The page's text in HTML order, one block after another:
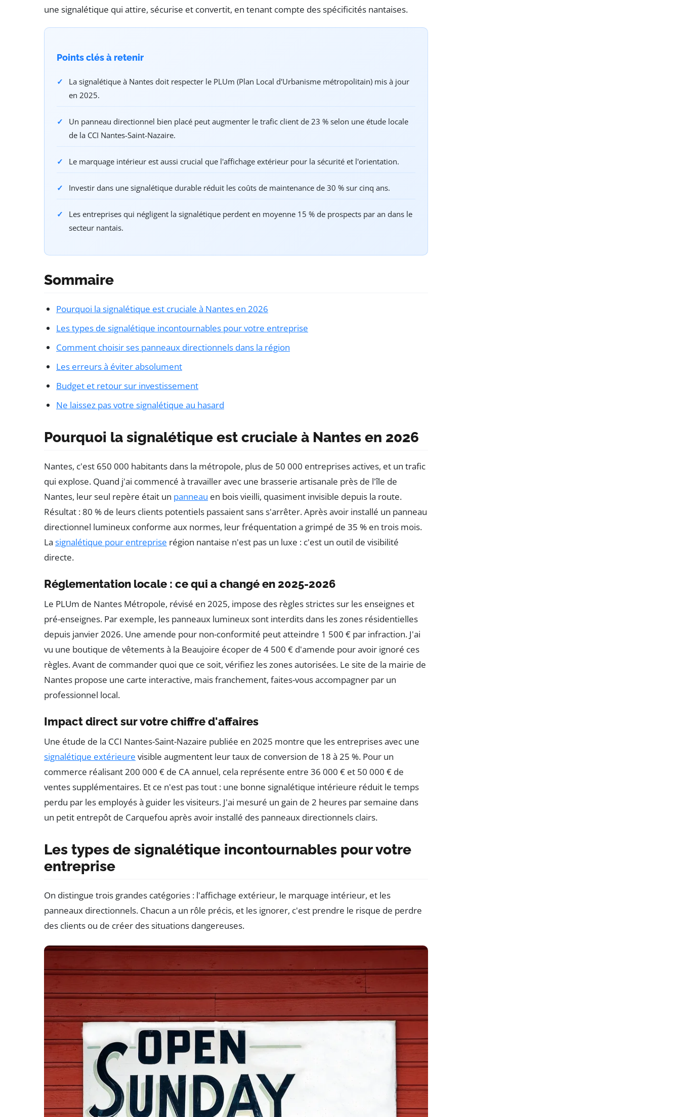
une signalétique qui attire, sécurise et convertit, en tenant compte des spécificités nantaises.
Points clés à retenir
La signalétique à Nantes doit respecter le PLUm (Plan Local d'Urbanisme métropolitain) mis à jour
en 2025.
Un panneau directionnel bien placé peut augmenter le trafic client de 23 % selon une étude locale
de la CCI Nantes-Saint-Nazaire.
Le marquage intérieur est aussi crucial que l'affichage extérieur pour la sécurité et l'orientation.
Investir dans une signalétique durable réduit les coûts de maintenance de 30 % sur cinq ans.
Les entreprises qui négligent la signalétique perdent en moyenne 15 % de prospects par an dans le
secteur nantais.
Sommaire
Pourquoi la signalétique est cruciale à Nantes en 2026
Les types de signalétique incontournables pour votre entreprise
Comment choisir ses panneaux directionnels dans la région
Les erreurs à éviter absolument
Budget et retour sur investissement
Ne laissez pas votre signalétique au hasard
Pourquoi la signalétique est cruciale à Nantes en 2026
Nantes, c'est 650 000 habitants dans la métropole, plus de 50 000 entreprises actives, et un trafic
qui explose. Quand j'ai commencé à travailler avec une brasserie artisanale près de l'île de
Nantes, leur seul repère était un panneau en bois vieilli, quasiment invisible depuis la route.
Résultat : 80 % de leurs clients potentiels passaient sans s'arrêter. Après avoir installé un panneau
directionnel lumineux conforme aux normes, leur fréquentation a grimpé de 35 % en trois mois.
La signalétique pour entreprise région nantaise n'est pas un luxe : c'est un outil de visibilité
directe.
Réglementation locale : ce qui a changé en 2025-2026
Le PLUm de Nantes Métropole, révisé en 2025, impose des règles strictes sur les enseignes et
pré-enseignes. Par exemple, les panneaux lumineux sont interdits dans les zones résidentielles
depuis janvier 2026. Une amende pour non-conformité peut atteindre 1 500 € par infraction. J'ai
vu une boutique de vêtements à la Beaujoire écoper de 4 500 € d'amende pour avoir ignoré ces
règles. Avant de commander quoi que ce soit, vérifiez les zones autorisées. Le site de la mairie de
Nantes propose une carte interactive, mais franchement, faites-vous accompagner par un
professionnel local.
Impact direct sur votre chiffre d'affaires
Une étude de la CCI Nantes-Saint-Nazaire publiée en 2025 montre que les entreprises avec une
signalétique extérieure visible augmentent leur taux de conversion de 18 à 25 %. Pour un
commerce réalisant 200 000 € de CA annuel, cela représente entre 36 000 € et 50 000 € de
ventes supplémentaires. Et ce n'est pas tout : une bonne signalétique intérieure réduit le temps
perdu par les employés à guider les visiteurs. J'ai mesuré un gain de 2 heures par semaine dans
un petit entrepôt de Carquefou après avoir installé des panneaux directionnels clairs.
Les types de signalétique incontournables pour votre
entreprise
On distingue trois grandes catégories : l'affichage extérieur, le marquage intérieur, et les
panneaux directionnels. Chacun a un rôle précis, et les ignorer, c'est prendre le risque de perdre
des clients ou de créer des situations dangereuses.